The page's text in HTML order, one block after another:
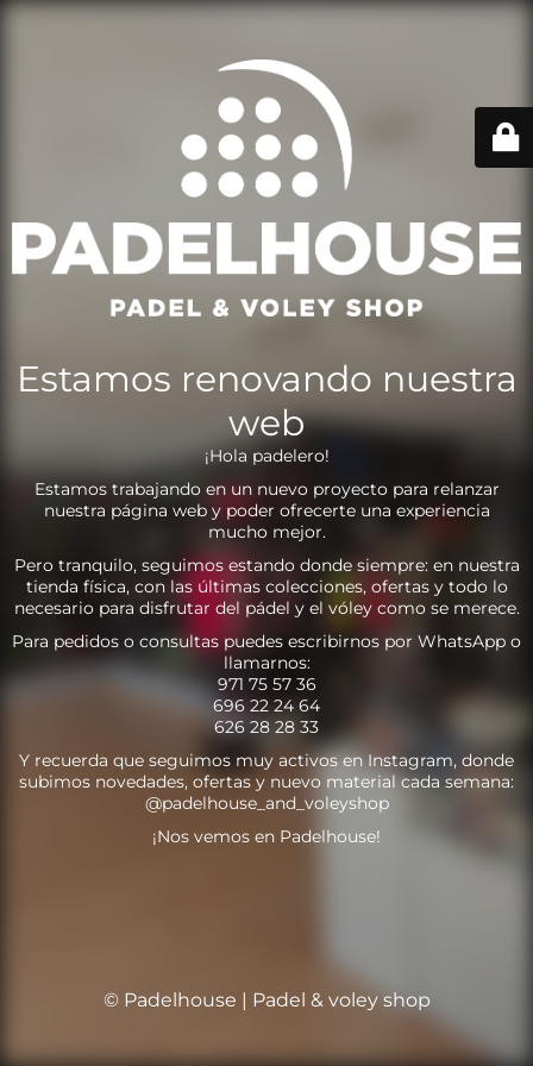
Estamos renovando nuestra
web
¡Hola padelero!
Estamos trabajando en un nuevo proyecto para relanzar
nuestra página web y poder ofrecerte una experiencia
mucho mejor.
Pero tranquilo, seguimos estando donde siempre: en nuestra
tienda física, con las últimas colecciones, ofertas y todo lo
necesario para disfrutar del pádel y el vóley como se merece.
Para pedidos o consultas puedes escribirnos por WhatsApp o
llamarnos:
971 75 57 36
696 22 24 64
626 28 28 33
Y recuerda que seguimos muy activos en Instagram, donde
subimos novedades, ofertas y nuevo material cada semana:
@padelhouse_and_voleyshop
¡Nos vemos en Padelhouse!
© Padelhouse | Padel & voley shop